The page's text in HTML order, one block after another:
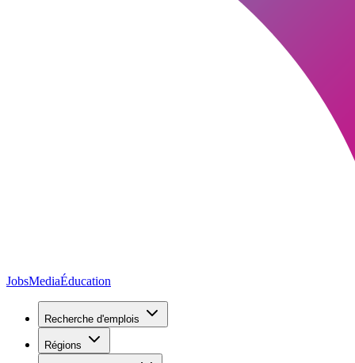
JobsMediaÉducation
Recherche d'emplois
Régions